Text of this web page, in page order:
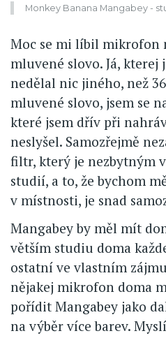
Monkey Banana Mangabey -
Moc se mi líbil mikrofon
mluvené slovo. Já, kterej
nedělal nic jiného, než
mluvené slovo, jsem se
které jsem dřív při
neslyšel. Samozřejmě
filtr, který je nezbytným
studií, a to, že bychom
v místnosti, je snad
Mangabey by měl mít
větším studiu doma
ostatní ve vlastním
nějakej mikrofon doma
pořídit Mangabey jako
na výběr více barev.